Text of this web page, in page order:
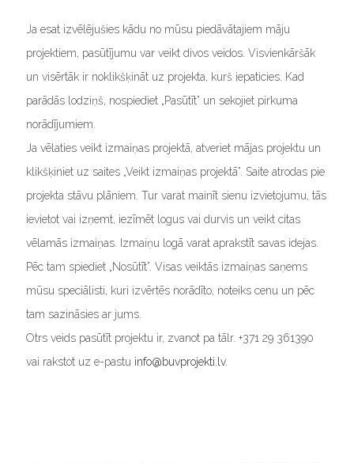
Ja esat izvēlējušies kādu no mūsu piedāvātajiem māju
projektiem, pasūtījumu var veikt divos veidos. Visvienkāršāk
un visērtāk ir noklikšķināt uz projekta, kurš iepaticies. Kad
parādās lodziņš, nospiediet „Pasūtīt” un sekojiet pirkuma
norādījumiem.
Ja vēlaties veikt izmaiņas projektā, atveriet mājas projektu un
klikšķiniet uz saites „Veikt izmaiņas projektā”. Saite atrodas pie
projekta stāvu plāniem. Tur varat mainīt sienu izvietojumu, tās
ievietot vai izņemt, iezīmēt logus vai durvis un veikt citas
vēlamās izmaiņas. Izmaiņu logā varat aprakstīt savas idejas.
Pēc tam spiediet „Nosūtīt”. Visas veiktās izmaiņas saņems
mūsu speciālisti, kuri izvērtēs norādīto, noteiks cenu un pēc
tam sazināsies ar jums.
Otrs veids pasūtīt projektu ir, zvanot pa tālr. +371 29 361390
vai rakstot uz e-pastu info@buvprojekti.lv.